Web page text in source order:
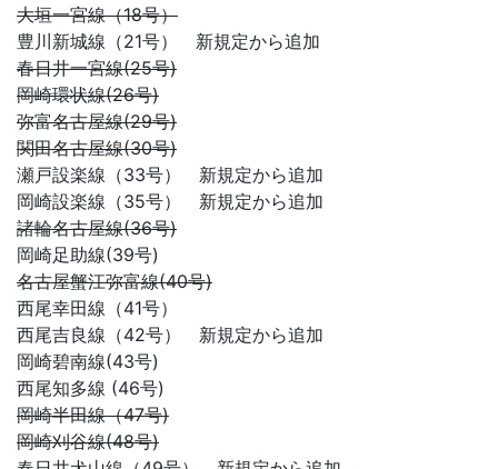
大垣一宮線（18号）
豊川新城線（21号） 新規定から追加
春日井一宮線(25号)
岡崎環状線(26号)
弥富名古屋線(29号)
関田名古屋線(30号)
瀬戸設楽線（33号） 新規定から追加
岡崎設楽線（35号） 新規定から追加
諸輪名古屋線(36号)
岡崎足助線(39号)
名古屋蟹江弥富線(40号)
西尾幸田線（41号）
西尾吉良線（42号） 新規定から追加
岡崎碧南線(43号)
西尾知多線 (46号)
岡崎半田線（47号)
岡崎刈谷線(48号)